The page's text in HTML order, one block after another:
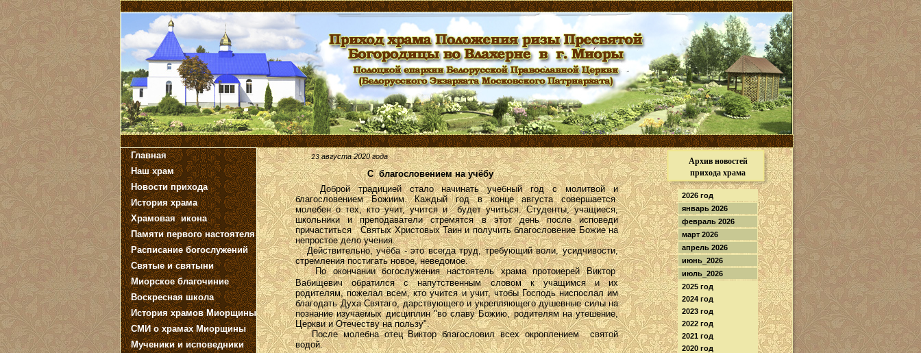
Главная
Наш храм
Новости прихода
История храма
Храмовая икона
Памяти первого настоятеля
Расписание богослужений
Святые и святыни
Миорское благочиние
Воскресная школа
История храмов Миорщины
СМИ о храмах Миорщины
Мученики и исповедники
Архив новостей
прихода храма
2026 год
январь 2026
февраль 2026
март 2026
апрель 2026
июнь_2026
июль_2026
2025 год
2024 год
2023 год
2022 год
2021 год
2020 год
Доброй традицией стало начинать учебный год с молитвой и
благословением Божиим. Каждый год в конце августа совершается
молебен о тех, кто учит, учится и будет учиться. Студенты, учащиеся,
школьники и преподаватели стремятся в этот день после исповеди
причаститься Святых Христовых Таин и получить благословение Божие на
непростое дело учения.
Действительно, учёба - это всегда труд, требующий воли, усидчивости,
стремления постигать новое, неведомое.
По окончаниибогослужения настоятель храма протоиерей Виктор
Вабищевич обратился с напутственным словом к учащимся и их
родителям, пожелал всем, кто учится и учит, чтобы Господь ниспослал им
благодать Духа Святаго, дарствующего и укрепляющего душевные силы на
познание изучаемых дисциплин "во славу Божию, родителям на утешение,
Церкви и Отечеству на пользу".
После молебна отец Виктор благословил всех окроплением святой
водой.
С благословением на учёбу
23августа 2020 года